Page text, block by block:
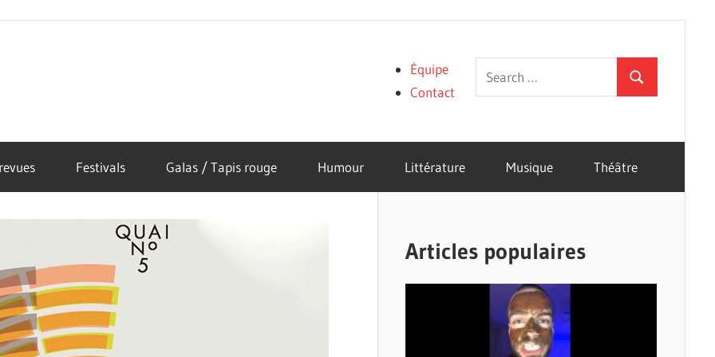
Search
for:
Search
Équipe
Contact
Festivals Galas / Tapis rouge Humour Littérature Musique Théâtre
Articles populaires